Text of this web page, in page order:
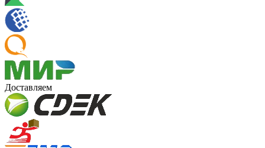
Доставляем